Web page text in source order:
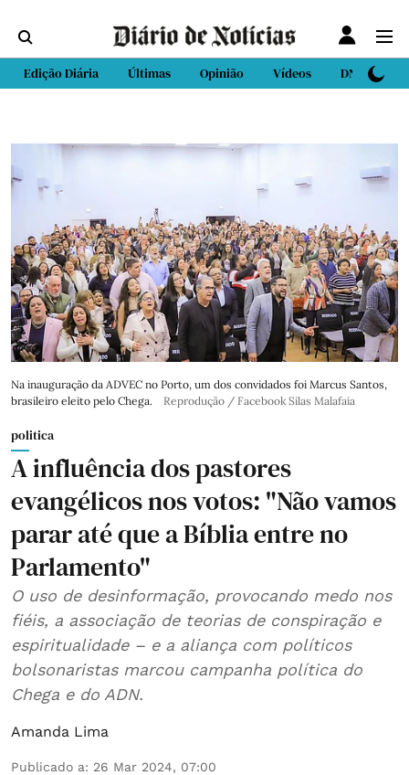
Edição Diária Últimas Opinião Vídeos DN Sport
Na inauguração da ADVEC no Porto, um dos convidados foi Marcus Santos,
brasileiro eleito pelo Chega.
Reprodução / Facebook Silas Malafaia
politica
A influência dos pastores
evangélicos nos votos: "Não vamos
parar até que a Bíblia entre no
Parlamento"
O uso de desinformação, provocando medo nos
fiéis, a associação de teorias de conspiração e
espiritualidade – e a aliança com políticos
bolsonaristas marcou campanha política do
Chega e do ADN.
Amanda Lima
Publicado a: 26 Mar 2024, 07:00